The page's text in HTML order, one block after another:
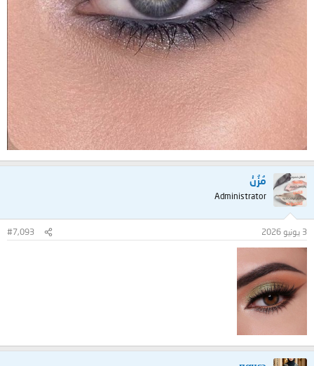
مُزُنْ
Administrator
3 يونيو 2026 #7,093